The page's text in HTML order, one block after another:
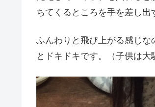
ちてくるところを手を差し出
ふんわりと飛び上がる感じ
とドキドキです。（子供は